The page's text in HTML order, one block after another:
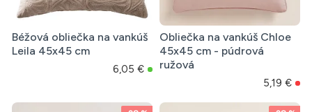
Béžová obliečka na vankúš
Leila 45x45 cm
6,05 €
Obliečka na vankúš Chloe
45x45 cm - púdrová
ružová
5,19 €